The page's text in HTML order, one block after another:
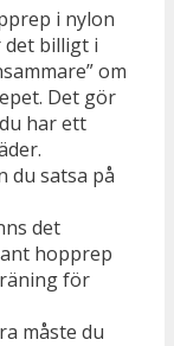
i nylon
det billigt i
om
Det gör
har ett
du satsa på
det
hopprep
för
måste du